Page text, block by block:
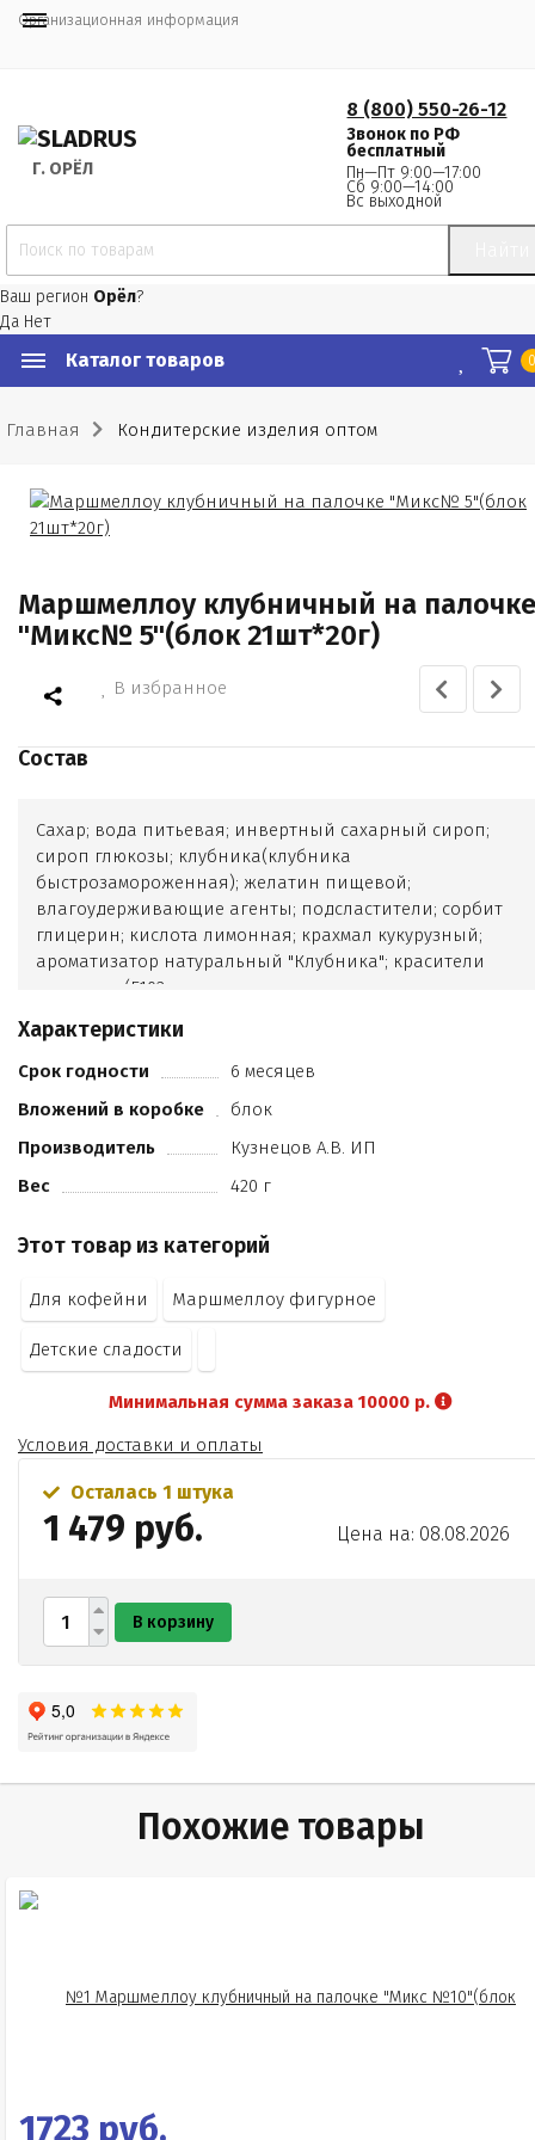
Организационная информация
Г. ОРЁЛ
8 (800) 550-26-12
Звонок по РФ
бесплатный
Пн—Пт 9:00—17:00
Сб 9:00—14:00
Вс выходной
Ваш регион Орёл?
Да Нет
Каталог товаров
Главная Кондитерские изделия оптом
Маршмеллоу клубничный на палочке
"Микс№ 5"(блок 21шт*20г)
В избранное
Состав
Сахар; вода питьевая; инвертный сахарный сироп;
сироп глюкозы; клубника(клубника
быстрозамороженная); желатин пищевой;
влагоудерживающие агенты; подсластители; сорбит
глицерин; кислота лимонная; крахмал кукурузный;
ароматизатор натуральный "Клубника"; красители
пищевые (Е102
Е122
Е124
Е151).
Характеристики
Срок годности
6 месяцев
Вложений в коробке
блок
Производитель
Кузнецов А.В. ИП
Вес
420 г
Этот товар из категорий
Для кофейни Маршмеллоу фигурное
Детские сладости
Минимальная сумма заказа 10000 р.
Условия доставки и оплаты
Осталась 1 штука
1 479 руб. Цена на: 08.08.2026
В корзину
Похожие товары
1723 руб.